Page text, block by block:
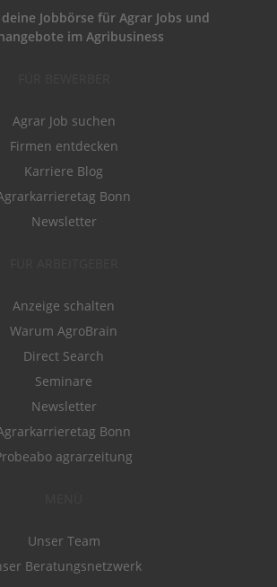
Jobbörse für Agrar Jobs und
im Agribusiness
Agrar Job suchen
Firmen entdecken
Karriere Blog
Bonn
Newsletter
Anzeige schalten
Warum AgroBrain
Direct Search
Seminare
Newsletter
Bonn
agrarzeitung
Unser Team
Beratungsnetzwerk